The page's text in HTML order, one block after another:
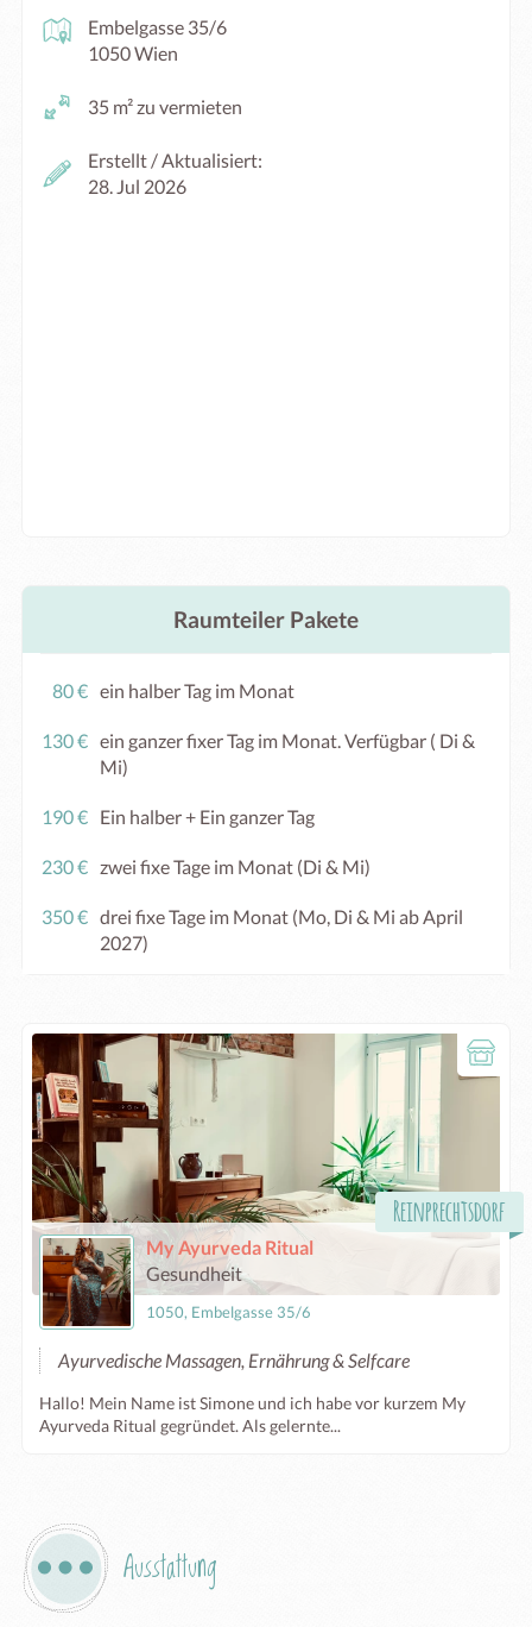
Embelgasse 35/6
1050 Wien
35 m² zu vermieten
Erstellt / Aktualisiert:
28. Jul 2026
Raumteiler Pakete
80 € ein halber Tag im Monat
130 € ein ganzer fixer Tag im Monat. Verfügbar ( Di &
Mi)
190 € Ein halber + Ein ganzer Tag
230 € zwei fixe Tage im Monat (Di & Mi)
350 € drei fixe Tage im Monat (Mo, Di & Mi ab April
2027)
Reinprechtsdorf
My Ayurveda Ritual
Gesundheit
1050, Embelgasse 35/6
Ayurvedische Massagen, Ernährung & Selfcare
Hallo! Mein Name ist Simone und ich habe vor kurzem My
Ayurveda Ritual gegründet. Als gelernte...
Ausstattung